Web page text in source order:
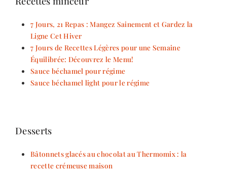
7 Jours, 21 Repas : Mangez Sainement et Gardez la
Ligne Cet Hiver
7 Jours de Recettes Légères pour une Semaine
Équilibrée: Découvrez le Menu!
Sauce béchamel pour régime
Sauce béchamel light pour le régime
Desserts
Bâtonnets glacés au chocolat au Thermomix : la
recette crémeuse maison